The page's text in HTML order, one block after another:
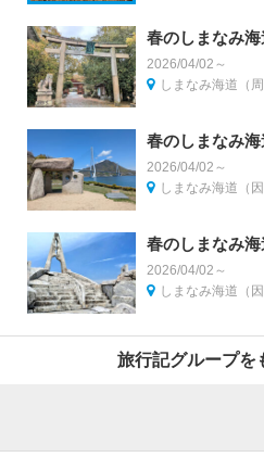
春のしまなみ海
2026/04/02～
しまなみ海道（周
春のしまなみ海
2026/04/02～
しまなみ海道（
春のしまなみ海
2026/04/02～
しまなみ海道（
旅行記グループを